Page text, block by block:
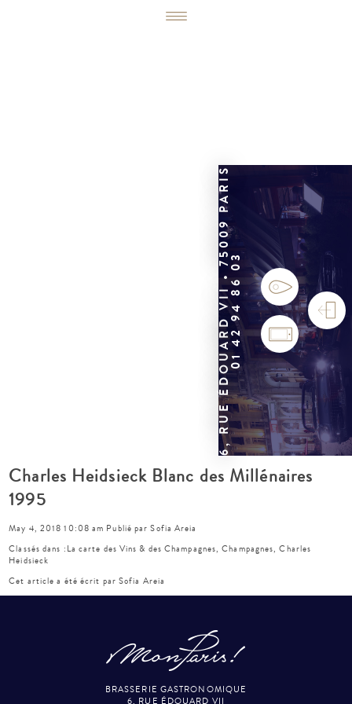
6, RUE ÉDOUARD VII • 75009 PARIS01 42 94 86 03
Charles Heidsieck Blanc des Millénaires
1995
May 4, 2018 10:08 am Publié parSofia Areia
Classés dans : La carte des Vins & des Champagnes,Champagnes,Charles
Heidsieck
Cet article a été écrit par Sofia Areia
BRASSERIE GASTRONOMIQUE
6, RUE ÉDOUARD VII